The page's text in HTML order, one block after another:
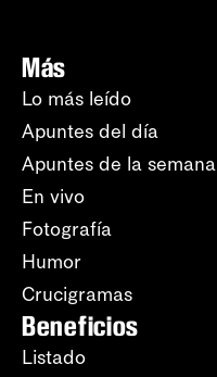
Más
Lo más leído
Apuntes del día
Apuntes de la semana
En vivo
Fotografía
Humor
Crucigramas
Beneficios
Listado